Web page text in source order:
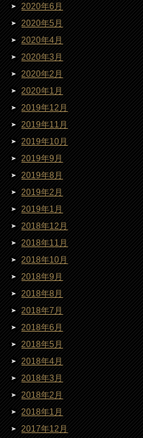
2020年6月
2020年5月
2020年4月
2020年3月
2020年2月
2020年1月
2019年12月
2019年11月
2019年10月
2019年9月
2019年8月
2019年2月
2019年1月
2018年12月
2018年11月
2018年10月
2018年9月
2018年8月
2018年7月
2018年6月
2018年5月
2018年4月
2018年3月
2018年2月
2018年1月
2017年12月